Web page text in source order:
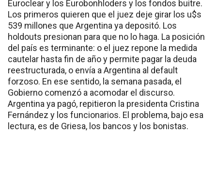
Euroclear y los Eurobonhloders y los fondos buitre.
Los primeros quieren que el juez deje girar los u$s
539 millones que Argentina ya depositó. Los
holdouts presionan para que no lo haga. La posición
del país es terminante: o el juez repone la medida
cautelar hasta fin de año y permite pagar la deuda
reestructurada, o envía a Argentina al default
forzoso. En ese sentido, la semana pasada, el
Gobierno comenzó a acomodar el discurso.
Argentina ya pagó, repitieron la presidenta Cristina
Fernández y los funcionarios. El problema, bajo esa
lectura, es de Griesa, los bancos y los bonistas.